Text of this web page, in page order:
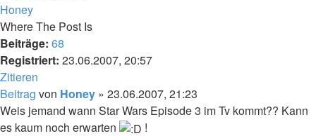
Honey
Where The Post Is
Beiträge: 68
Registriert: 23.06.2007, 20:57
Zitieren
Beitrag von Honey » 23.06.2007, 21:23
Weis jemand wann Star Wars Episode 3 im Tv kommt?? Kann
es kaum noch erwarten
!